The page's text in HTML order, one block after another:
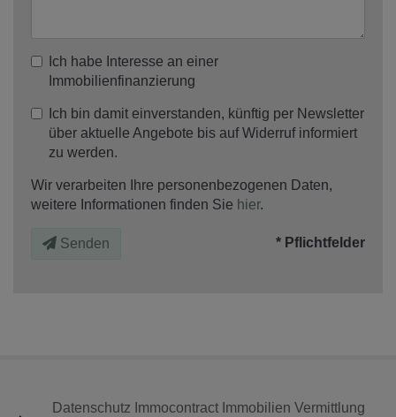
Ich habe Interesse an einer
Immobilienfinanzierung
Ich bin damit einverstanden, künftig per Newsletter
über aktuelle Angebote bis auf Widerruf informiert
zu werden.
Wir verarbeiten Ihre personenbezogenen Daten,
weitere Informationen finden Sie hier.
Senden * Pflichtfelder
Datenschutz Immocontract Immobilien Vermittlung